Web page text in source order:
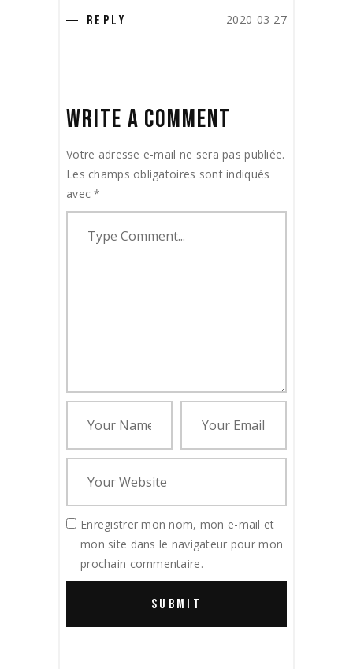
REPLY 2020-03-27
WRITE A COMMENT
Votre adresse e-mail ne sera pas publiée.
Les champs obligatoires sont indiqués
avec*
Enregistrer mon nom, mon e-mail et
mon site dans le navigateur pour mon
prochain commentaire.